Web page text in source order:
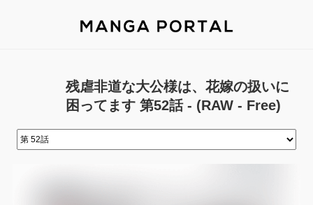
残虐非道な大公様は、花嫁の扱いに
困ってます 第52話 - (RAW - Free)